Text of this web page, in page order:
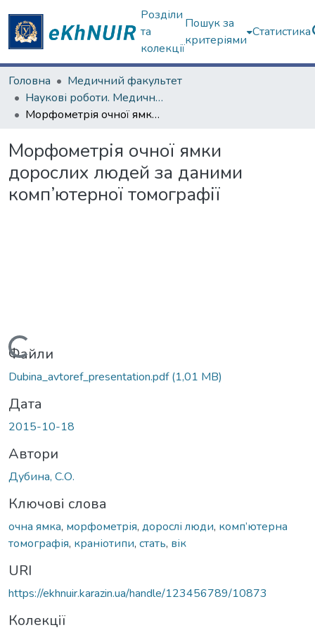
Розділи
та
колекції
Пошук за
критеріями
Статистика
Головна
Медичний факультет
Наукові роботи. Медичний факультет
Морфометрія очної ямки дорослих людей за даними комп’ютерної томографії
Морфометрія очної ямки
дорослих людей за даними
комп’ютерної томографії
Вантажиться...
Файли
Dubina_avtoref_presentation.pdf(1,01 MB)
Дата
2015-10-18
Автори
Дубина, С.О.
Ключові слова
очна ямка, морфометрія, дорослі люди, комп’ютерна
томографія, краніотипи, стать, вік
URI
https://ekhnuir.karazin.ua/handle/123456789/10873
Колекції